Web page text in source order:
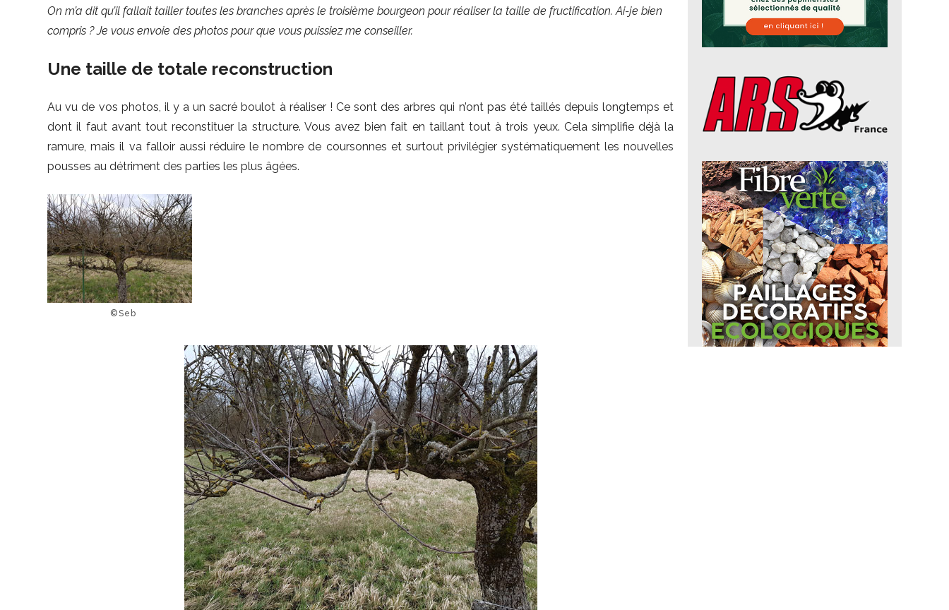
On m’a dit qu’il fallait tailler toutes les branches après le troisième bourgeon pour réaliser la taille de fructification. Ai-je bien
compris ? Je vous envoie des photos pour que vous puissiez me conseiller.
Une taille de totale reconstruction
Au vu de vos photos, il y a un sacré boulot à réaliser ! Ce sont des arbres qui n’ont pas été taillés depuis longtemps et
dont il faut avant tout reconstituer la structure. Vous avez bien fait en taillant tout à trois yeux. Cela simplifie déjà la
ramure, mais il va falloir aussi réduire le nombre de coursonnes et surtout privilégier systématiquement les nouvelles
pousses au détriment des parties les plus âgées.
©Seb